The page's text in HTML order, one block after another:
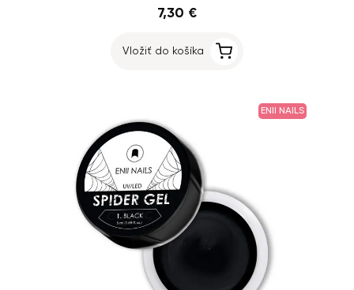
7,30 €
Vložiť do košíka
ENII NAILS